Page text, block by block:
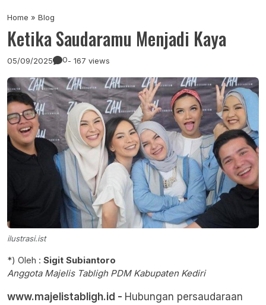
Home » Blog
Ketika Saudaramu Menjadi Kaya
05/09/2025 0- 167 views
ilustrasi.ist
*) Oleh : Sigit Subiantoro
Anggota Majelis Tabligh PDM Kabupaten Kediri
www.majelistabligh.id - Hubungan persaudaraan